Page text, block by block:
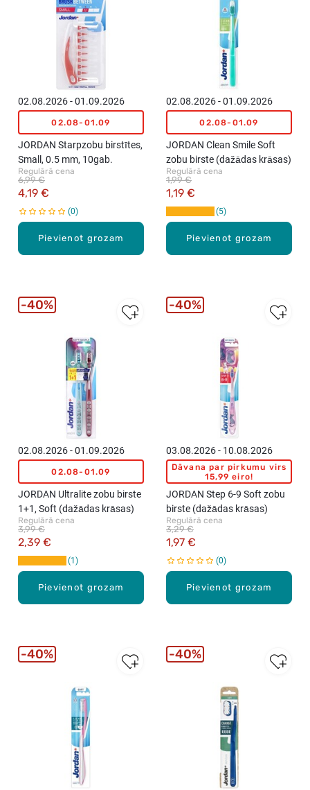
Pievienot grozam
02.08.2026 - 01.09.2026
02.08-01.09
JORDAN Starpzobu birstītes,
Small, 0.5 mm, 10gab.
Regulārā cena
4,19 €
6,99 €
0
Pievienot grozam
02.08.2026 - 01.09.2026
02.08-01.09
JORDAN Clean Smile Soft
zobu birste (dažādas krāsas)
Regulārā cena
1,19 €
1,99 €
5
Pievienot grozam
02.08.2026 - 01.09.2026
02.08-01.09
JORDAN Ultralite zobu birste
1+1, Soft (dažādas krāsas)
Regulārā cena
2,39 €
3,99 €
1
40%
Pievienot grozam
03.08.2026 - 10.08.2026
Dāvana par pirkumu virs
15,99 eiro!
JORDAN Step 6-9 Soft zobu
birste (dažādas krāsas)
Regulārā cena
1,97 €
3,29 €
0
40%
40% 40%